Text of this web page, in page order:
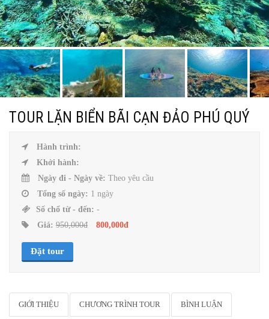
TOUR LẶN BIỂN BÃI CẠN ĐẢO PHÚ QUÝ
Hành trình:
Khởi hành:
Ngày đi - Ngày về: Theo yêu cầu
Tổng số ngày: 1 ngày
Số chổ từ - đến: -
Giá: 950,000đ 800,000đ
Đặt tour
GIỚI THIỆU CHƯƠNG TRÌNH TOUR BÌNH LUẬN